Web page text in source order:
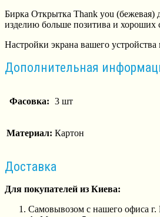
Бирка Открытка Thank you (бежевая)
изделию больше позитива и хороших
Настройки экрана вашего устройства
Дополнительная
Фасовка: 3 шт
Материал: Картон
Доставка
Для покупателей из Киева:
Самовывозом с нашего офиса